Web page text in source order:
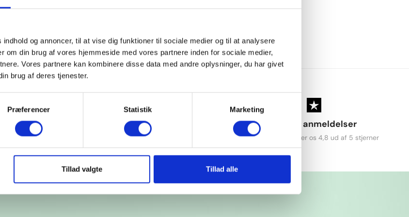
og annoncer, til at vise dig funktioner til sociale medier og til at analysere
om din brug af vores hjemmeside med vores partnere inden for sociale medier,
Vores partnere kan kombinere disse data med andre oplysninger, du har givet
brug af deres tjenester.
Præferencer Statistik Marketing
Tillad valgte Tillad alle
Bambusplanten kan vokse op til 1 meter per dag - helt uden brug
Det betyder bl.a. at bambus-skoven løbende bliver genplantet. Det betyder
også at eksisterende skov med andre træsorter ikke er fældet for at give
plads til bambusskoven.
returret
på hele 365 dage
Lynhurtig levering
Vi sender alle hverdage
+6.700 anmeldelser
Vores kunder giver os 4,8 ud af 5 stjerner